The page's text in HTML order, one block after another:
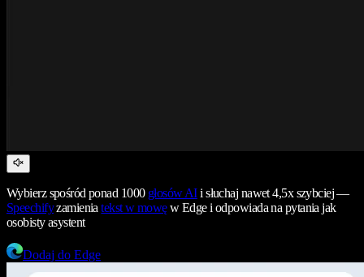
Wybierz spośród ponad 1000 głosów AIi słuchaj nawet 4,5x szybciej —
Speechifyzamieniatekst w mowęw Edge i odpowiada na pytania jak
osobisty asystent
Dodaj do Edge